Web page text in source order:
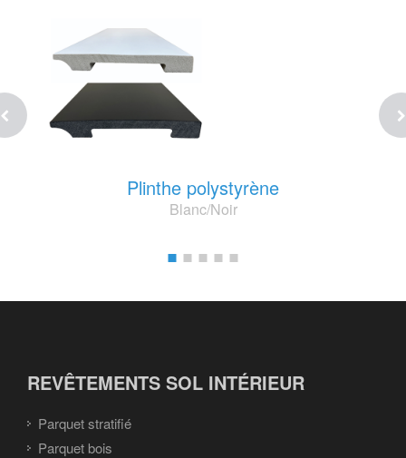
Plinthe polystyrène
Blanc/Noir
REVÊTEMENTS SOL INTÉRIEUR
Parquet stratifié
Parquet bois